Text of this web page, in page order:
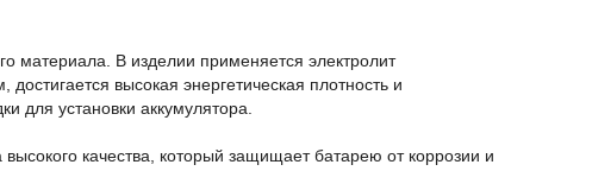
материала. В изделии применяется электролит
высокая энергетическая плотность и
для установки аккумулятора.
качества, который защищает батарею от коррозии и